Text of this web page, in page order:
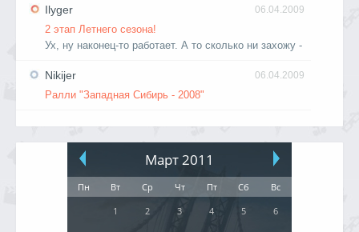
06.04.2009
Ilyger
2 этап Летнего сезона!
Ух, ну наконец-то работает. А то сколько ни захожу -
06.04.2009
Nikijer
Ралли "Западная Сибирь - 2008"
Март 2011
Пн Вт Ср Чт Пт Сб
Вс
1
2 3 4 5 6